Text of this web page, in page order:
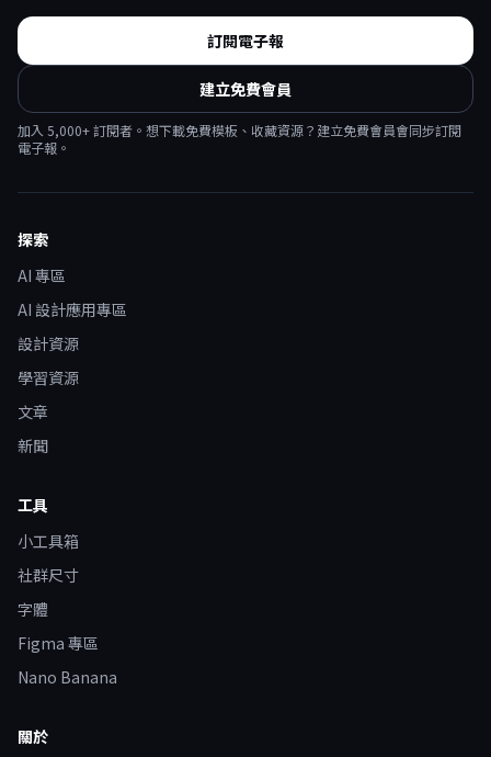
訂閱電子報
建立免費會員
加入 5,000+ 訂閱者。想下載免費模板、收藏資源？建立免費會員會同步訂閱
電子報。
探索
AI 專區
AI 設計應用專區
設計資源
學習資源
文章
新聞
工具
小工具箱
社群尺寸
字體
Figma 專區
Nano Banana
關於